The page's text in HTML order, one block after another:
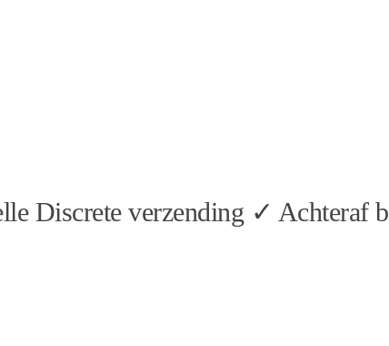
Discrete verzending ✓ Achteraf